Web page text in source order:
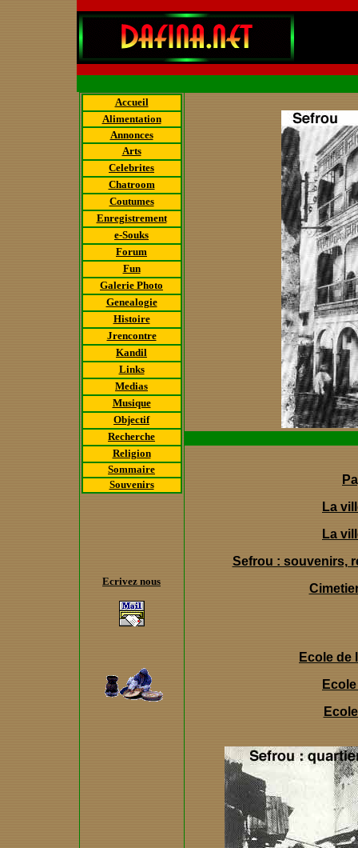
Accueil
Alimentation
Annonces
Arts
Celebrites
Chatroom
Coutumes
Enregistrement
e-Souks
Forum
Fun
Galerie Photo
Genealogie
Histoire
Jrencontre
Kandil
Links
Medias
Musique
Objectif
Recherche
Religion
Sommaire
Souvenirs
Ecrivez nous
La
La
Sefrou : souvenirs,
Ecole de